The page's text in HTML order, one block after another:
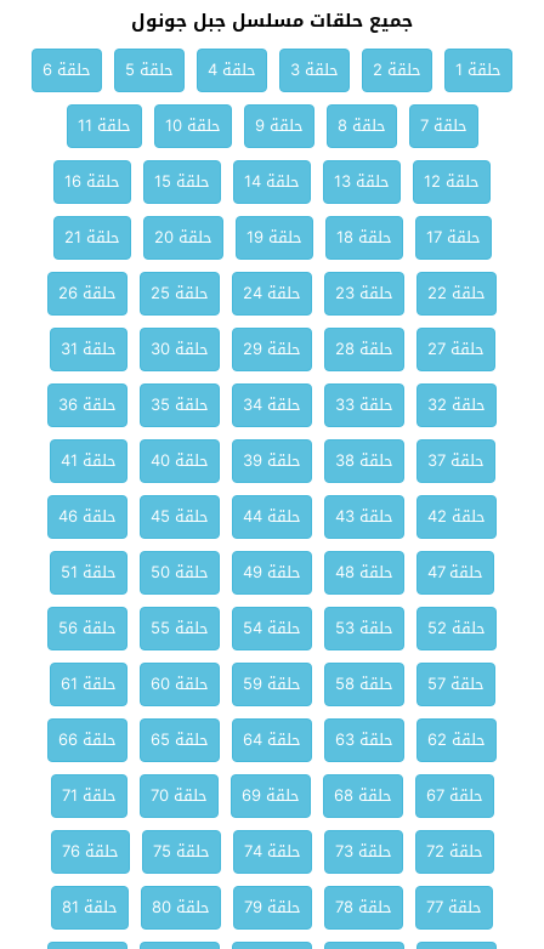
جميع حلقات مسلسل جبل جونول
حلقة 1 حلقة 2 حلقة 3 حلقة 4 حلقة 5
حلقة 6
حلقة 7
حلقة 8 حلقة 9 حلقة 10
حلقة 11
حلقة 12
حلقة 13 حلقة 14 حلقة 15
حلقة 16
حلقة 17
حلقة 18 حلقة 19 حلقة 20
حلقة 21
حلقة 22
حلقة 23 حلقة 24 حلقة 25
حلقة 26
حلقة 27
حلقة 28 حلقة 29 حلقة 30
حلقة 31
حلقة 32
حلقة 33 حلقة 34 حلقة 35
حلقة 36
حلقة 37
حلقة 38 حلقة 39 حلقة 40
حلقة 41
حلقة 42
حلقة 43 حلقة 44 حلقة 45
حلقة 46
حلقة 47
حلقة 48 حلقة 49 حلقة 50
حلقة 51
حلقة 52
حلقة 53 حلقة 54 حلقة 55
حلقة 56
حلقة 57
حلقة 58 حلقة 59 حلقة 60
حلقة 61
حلقة 62
حلقة 63 حلقة 64 حلقة 65
حلقة 66
حلقة 67
حلقة 68 حلقة 69 حلقة 70
حلقة 71
حلقة 72
حلقة 73 حلقة 74 حلقة 75
حلقة 76
حلقة 77
حلقة 78 حلقة 79 حلقة 80
حلقة 81